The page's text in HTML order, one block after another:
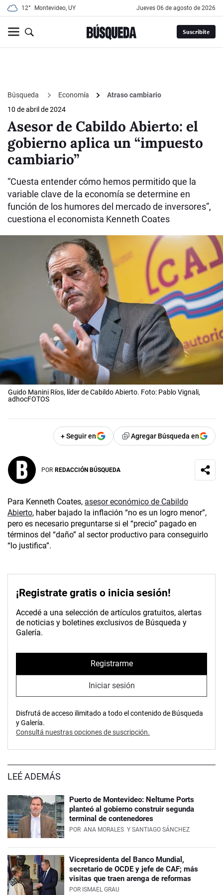
12° Montevideo, UY jueves 06 de agosto de 2026
Suscribite
Búsqueda Economía
Atraso cambiario
10 de abril de 2024
Asesor de Cabildo Abierto: el
gobierno aplica un “impuesto
cambiario”
“Cuesta entender cómo hemos permitido que la
variable clave de la economía se determine en
función de los humores del mercado de inversores”,
cuestiona el economista Kenneth Coates
Guido Manini Ríos, líder de Cabildo Abierto. Foto: Pablo Vignali,
adhocFOTOS
+ Seguir en Agregar Búsqueda en
POR REDACCIÓN BÚSQUEDA
Para Kenneth Coates, asesor económico de Cabildo
Abierto, haber bajado la inflación “no es un logro menor”,
pero es necesario preguntarse si el “precio” pagado en
términos del “daño” al sector productivo para conseguirlo
“lo justifica”.
¡Registrate gratis o inicia sesión!
Accedé a una selección de artículos gratuitos, alertas
de noticias y boletines exclusivos de Búsqueda y
Galería.
Registrarme
Iniciar sesión
Disfrutá de acceso ilimitado a todo el contenido de Búsqueda
y Galería.
Consultá nuestras opciones de suscripción.
LEÉ ADEMÁS
Puerto de Montevideo: Neltume Ports
planteó al gobierno construir segunda
terminal de contenedores
POR ANA MORALES Y SANTIAGO SÁNCHEZ
Vicepresidenta del Banco Mundial,
secretario de OCDE y jefe de CAF; más
visitas que traen arenga de reformas
POR ISMAEL GRAU